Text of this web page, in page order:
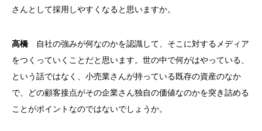
さんとして採用しやすくなると思いますか。
高橋 自社の強みが何なのかを認識して、そこに対するメディア
をつくっていくことだと思います。世の中で何がはやっている、
という話ではなく、小売業さんが持っている既存の資産のなか
で、どの顧客接点がその企業さん独自の価値なのかを突き詰める
ことがポイントなのではないでしょうか。